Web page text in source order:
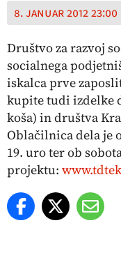
8. januar 2012 23:00
Društvo za razvoj
socialnega
iskalca prve
kupite tudi izdelke
koša) in društva
Oblačilnica dela je
19. uro ter ob
projektu: